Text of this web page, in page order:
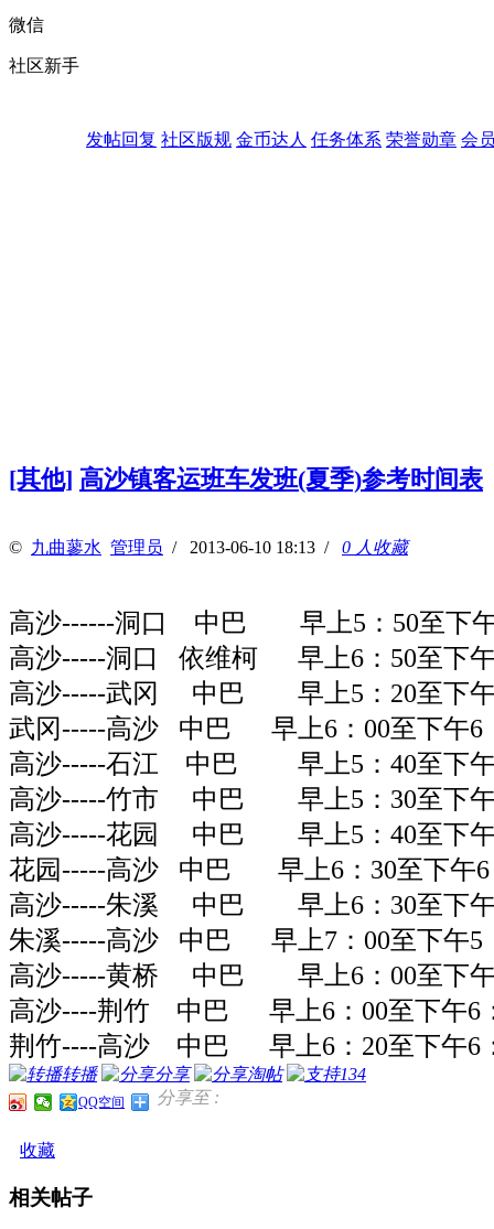
微信
社区新手
发帖回复 社区版规 金币达人 任务体系 荣誉勋章 会
[其他] 高沙镇客运班车发班(夏季)参考时间表
© 九曲蓼水 管理员 / 2013-06-10 18:13 / 0 人收藏
高沙------洞口 中巴 早上5 ： 50至下
高沙-----洞口 依维柯 早上6 ： 50至下
高沙-----武冈 中巴 早上5 ： 20至下
武冈-----高沙 中巴 早上6：00至下午6
高沙-----石江 中巴 早上5 ： 40至下
高沙-----竹市 中巴 早上5 ： 30至下
高沙-----花园 中巴 早上5 ： 40至下
花园-----高沙 中巴 早上6：30至下午
高沙-----朱溪 中巴 早上6 ： 30至下
朱溪-----高沙 中巴 早上7：00至下午
高沙-----黄桥 中巴 早上6 ： 00至下
高沙----荆竹 中巴 早上6：00至下午6
荆竹----高沙 中巴 早上6：20至下午6
转播 分享 淘帖
134
分享至 :
QQ空间
收藏
相关帖子